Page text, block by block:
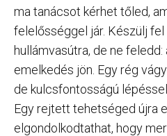
ma tanácsot kérhet tőled,
felelősséggel jár. Készülj
hullámvasútra, de ne
emelkedés jön. Egy rég
de kulcsfontosságú
Egy rejtett tehetséged újra
elgondolkodtathat, hogy